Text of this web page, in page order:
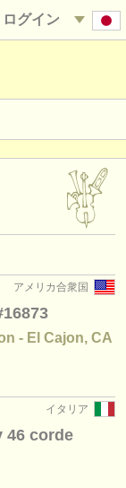
ログイン
アメリカ合衆国
- El Cajon, CA
イタリア
46 corde